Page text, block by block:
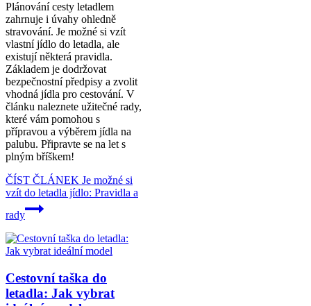
Plánování cesty letadlem
zahrnuje i úvahy ohledně
stravování. Je možné si vzít
vlastní jídlo do letadla, ale
existují některá pravidla.
Základem je dodržovat
bezpečnostní předpisy a zvolit
vhodná jídla pro cestování. V
článku naleznete užitečné rady,
které vám pomohou s
přípravou a výběrem jídla na
palubu. Připravte se na let s
plným bříškem!
ČÍST ČLÁNEK Je možné si
vzít do letadla jídlo: Pravidla a
rady
Cestovní taška do
letadla: Jak vybrat